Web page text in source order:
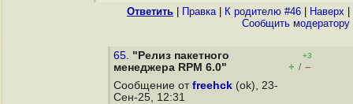
Ответить Правка| К родителю #46 Наверх
Cообщить модератору
65. "Релиз пакетного
менеджера RPM 6.0"
+3
+ / –
Сообщение от freehck (ok), 23-
Сен-25, 12:31